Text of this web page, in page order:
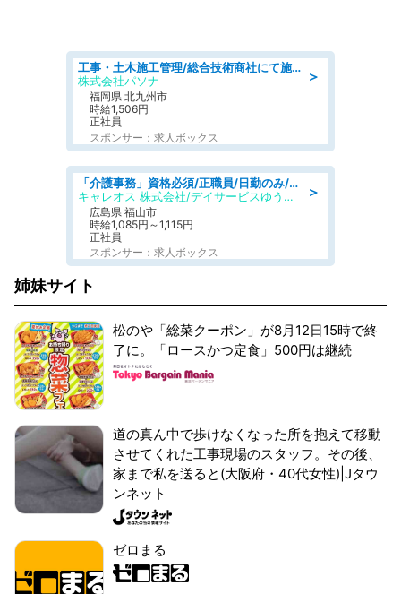
＞
工事・土木施工管理/総合技術商社にて施工管理のお仕事/即日勤務可/車通勤可/工事・土木施工管理/生産・品質管理
株式会社パソナ
福岡県 北九州市
時給1,506円
正社員
スポンサー：求人ボックス
＞
「介護事務」資格必須/正職員/日勤のみ/デイサービス
キャレオス 株式会社/デイサービスゆうゆう南本庄
広島県 福山市
時給1,085円～1,115円
正社員
スポンサー：求人ボックス
姉妹サイト
松のや「総菜クーポン」が8月12日15時で終
了に。「ロースかつ定食」500円は継続
道の真ん中で歩けなくなった所を抱えて移動
させてくれた工事現場のスタッフ。その後、
家まで私を送ると(大阪府・40代女性)|Jタウ
ンネット
ゼロまる